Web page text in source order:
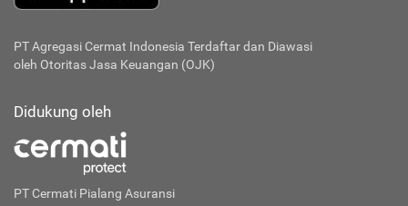
PT Agregasi Cermat Indonesia Terdaftar dan Diawasi
oleh Otoritas Jasa Keuangan (OJK)
Didukung oleh
PT Cermati Pialang Asuransi